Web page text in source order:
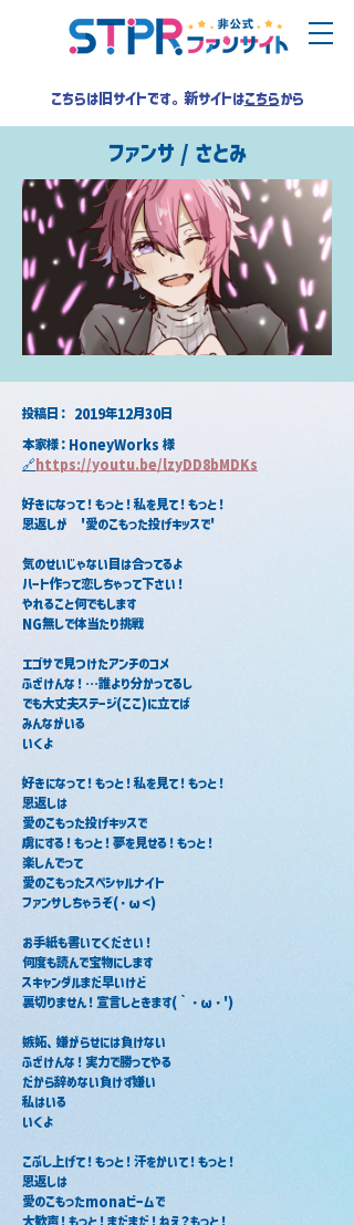
こちらは旧サイトです。新サイトはこちらから
ファンサ / さとみ
2019年12月30日
​投稿日：
本家様：HoneyWorks 様
🔗https://youtu.be/lzyDD8bMDKs
好きになって！もっと！私を見て！もっと！
恩返しが　'愛のこもった投げキッスで'
気のせいじゃない目は合ってるよ
ハート作って恋しちゃって下さい！
やれること何でもします
NG無しで体当たり挑戦
エゴサで見つけたアンチのコメ
ふざけんな！…誰より分かってるし
でも大丈夫ステージ(ここ)に立てば
みんながいる
いくよ
好きになって！もっと！私を見て！もっと！
恩返しは
愛のこもった投げキッスで
虜にする！もっと！夢を見せる！もっと！
楽しんでって
愛のこもったスペシャルナイト
ファンサしちゃうぞ(・ω<)
お手紙も書いてください！
何度も読んで宝物にします
スキャンダルまだ早いけど
裏切りません！宣言しときます(｀・ω・')
嫉妬、嫌がらせには負けない
ふざけんな！実力で勝ってやる
だから辞めない負けず嫌い
私はいる
いくよ
こぶし上げて！もっと！汗をかいて！もっと！
恩返しは
愛のこもったmonaビームで
大歓声！もっと！まだまだ！ねえ？もっと！